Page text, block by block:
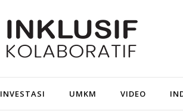
INVESTASI UMKM VIDEO